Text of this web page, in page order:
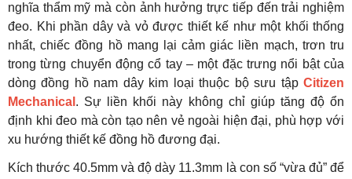
nghĩa thẩm mỹ mà còn ảnh hưởng trực tiếp đến trải nghiệm
đeo. Khi phần dây và vỏ được thiết kế như một khối thống
nhất, chiếc đồng hồ mang lại cảm giác liền mạch, trơn tru
trong từng chuyển động cổ tay – một đặc trưng nổi bật của
dòng đồng hồ nam dây kim loại thuộc bộ sưu tập Citizen
Mechanical . Sự liền khối này không chỉ giúp tăng độ ổn
định khi đeo mà còn tạo nên vẻ ngoài hiện đại, phù hợp với
xu hướng thiết kế đồng hồ đương đại.
Kích thước 40.5mm và độ dày 11.3mm là con số “vừa đủ” để